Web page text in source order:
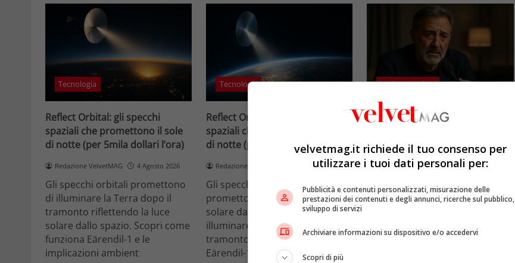
Tecnologia
Reflect Orbital: gli specchi
spaziali che promettono il sole
di notte (per 5mila dollari l’ora)
Redazione VelvetMAG 4 Agosto 2026
Gli specchi orbitali promettono
di illuminare la Terra dopo il
tramonto riflettendo la luce
solare dallo spazio. Scopri come
funziona Eärendil-1 e le
implicazioni ambient
Tecnologia
Reflect Orbital: gli specchi
spaziali che promettono il sole
di notte (per 5mila dollari l’ora)
Redazione VelvetMAG 4 Agosto 2026
Gli specchi orbitali spaziali
promettono di riflettere la luce
solare dallo spazio per
illuminare la Terra dopo il
tramonto. Scopri come funziona
Eärendil-1 e le implicaz
Esclusiva Velvet
Luca Barbareschi si racconta:
autodistruzione e il difficile
rapporto con la paternità
Luca Barbareschi si racconta a
rivela otto relazioni
contemporanee, tre ricoveri
velvetmag.it richiede il tuo consenso per
utilizzare i tuoi dati personali per:
Pubblicità e contenuti personalizzati, misurazione delle
prestazioni dei contenuti e degli annunci, ricerche sul pubblico,
sviluppo di servizi
Archiviare informazioni su dispositivo e/o accedervi
Scopri di più